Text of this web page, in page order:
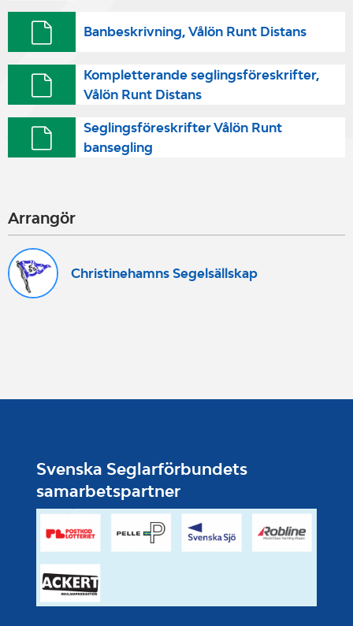
Banbeskrivning, Vålön Runt Distans
Kompletterande seglingsföreskrifter,
Vålön Runt Distans
Seglingsföreskrifter Vålön Runt
bansegling
Arrangör
Christinehamns Segelsällskap
Svenska Seglarförbundets
samarbetspartner